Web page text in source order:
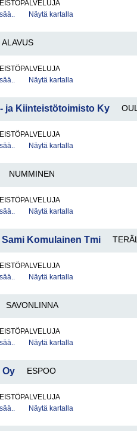
Näytä kartalla
ALAVUS
Näytä kartalla
ja Kiinteistötoimisto Ky
Näytä kartalla
NUMMINEN
Näytä kartalla
Komulainen Tmi
Näytä kartalla
SAVONLINNA
Näytä kartalla
Oy ESPOO
Näytä kartalla